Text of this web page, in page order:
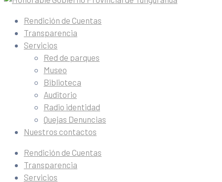
Rendición de Cuentas
Transparencia
Servicios
Red de parques
Museo
Biblioteca
Auditorio
Radio identidad
Quejas Denuncias
Nuestros contactos
Rendición de Cuentas
Transparencia
Servicios